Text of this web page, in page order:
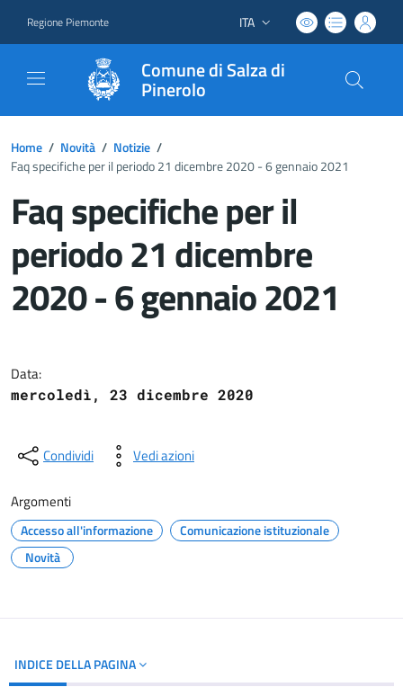
Regione Piemonte Lingua attiva:
ITA
Comune di Salza di
Pinerolo
Home / Novità / Notizie /
Faq specifiche per il periodo 21 dicembre 2020 - 6 gennaio 2021
Faq specifiche per il
periodo 21 dicembre
2020 - 6 gennaio 2021
Data:
mercoledì, 23 dicembre 2020
Condividi Vedi azioni
Argomenti
Accesso all'informazione
Comunicazione istituzionale
Novità
INDICE DELLA PAGINA